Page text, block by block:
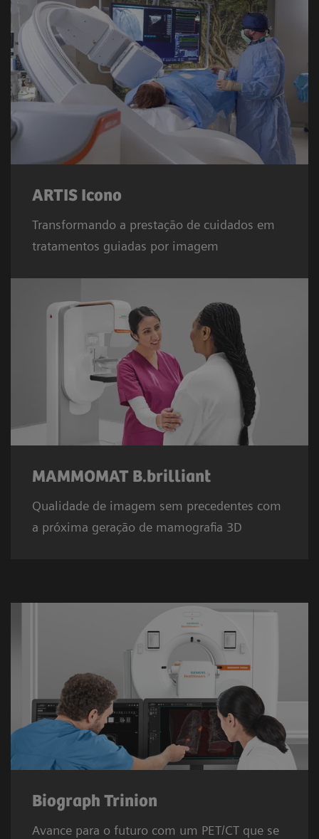
ARTIS Icono
Transformando a prestação de cuidados em
tratamentos guiadas por imagem
MAMMOMAT B.brilliant
Qualidade de imagem sem precedentes com
a próxima geração de mamografia 3D
Biograph Trinion
Avance para o futuro com um PET/CT que se